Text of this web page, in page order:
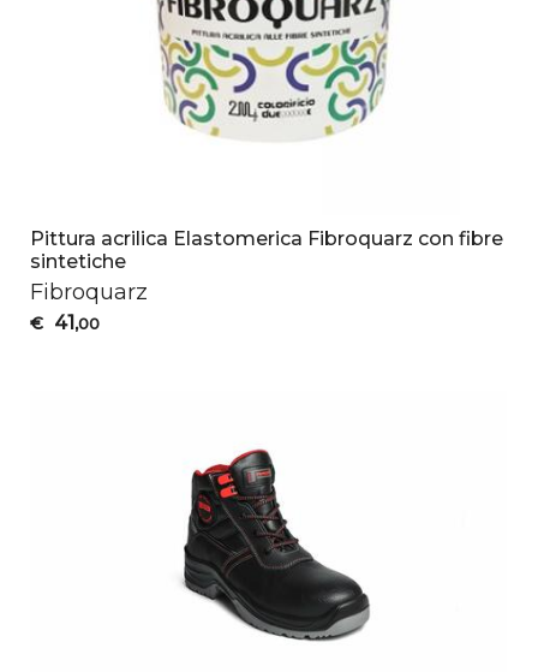
Pittura acrilica Elastomerica Fibroquarz con fibre
sintetiche
Fibroquarz
€ 41,00